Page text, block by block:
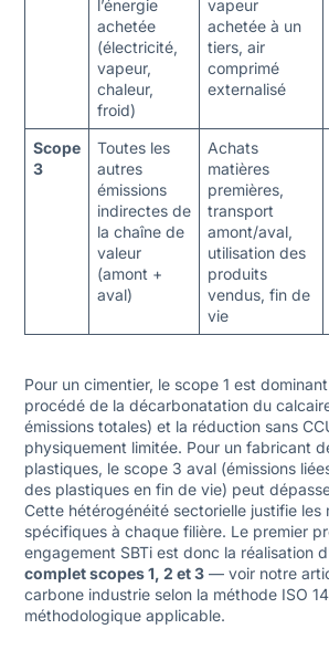
l’énergie
achetée
(électricité,
vapeur,
chaleur,
froid)
vapeur
achetée à un
tiers, air
comprimé
externalisé
Scope
3
Toutes les
autres
émissions
indirectes de
la chaîne de
valeur
(amont +
aval)
Achats
matières
premières,
transport
amont/aval,
utilisation des
produits
vendus, fin de
vie
Pour un cimentier, le scope 1 est
procédé de la décarbonatation du
émissions totales) et la réduction sans
physiquement limitée. Pour un fabricant
plastiques, le scope 3 aval (émissions
des plastiques en fin de vie) peut
Cette hétérogénéité sectorielle justifie les
spécifiques à chaque filière. Le premier
engagement SBTi est donc la réalisation
complet scopes 1, 2 et 3— voir notre
carbone industrie selon la méthode ISO
méthodologique applicable.